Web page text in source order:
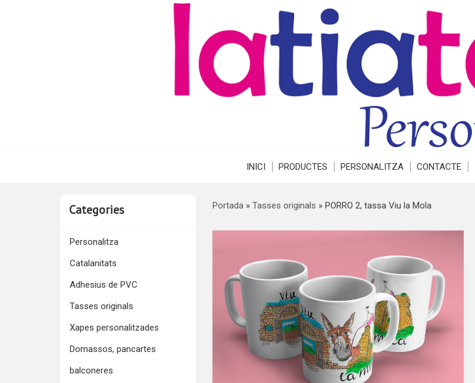
INICI PRODUCTES PERSONALITZA CONTACTE
Categories
Personalitza
Catalanitats
Adhesius de PVC
Tasses originals
Xapes personalitzades
Domassos, pancartes
balconeres
Portada» Tasses originals » PORRO 2, tassa Viu la Mola